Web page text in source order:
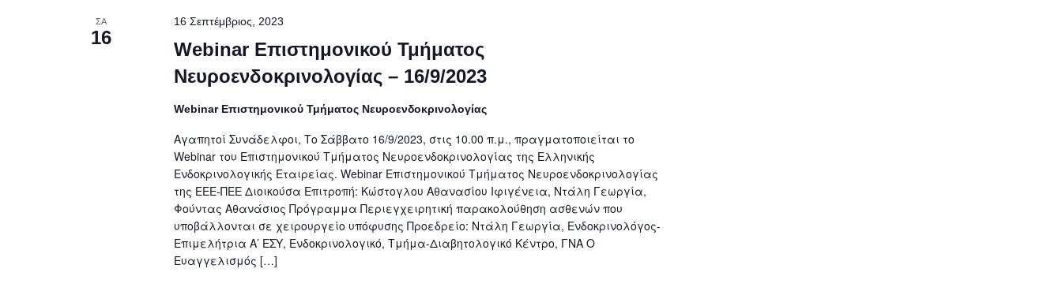
ΣΑ
16
Webinar Επιστημονικού Τμήματος
Νευροενδοκρινολογίας – 16/9/2023
16 Σεπτέμβριος, 2023
Webinar Επιστημονικού Τμήματος Νευροενδοκρινολογίας
Αγαπητοί Συνάδελφοι, Το Σάββατο 16/9/2023, στις 10.00 π.μ., πραγματοποιείται το
Webinar του Επιστημονικού Τμήματος Νευροενδοκρινολογίας της Ελληνικής
Ενδοκρινολογικής Εταιρείας. Webinar Επιστημονικού Τμήματος Νευροενδοκρινολογίας
της ΕΕΕ-ΠΕΕ Διοικούσα Επιτροπή: Κώστογλου Αθανασίου Ιφιγένεια, Ντάλη Γεωργία,
Φούντας Αθανάσιος Πρόγραμμα Περιεγχειρητική παρακολούθηση ασθενών που
υποβάλλονται σε χειρουργείο υπόφυσης Προεδρείο: Ντάλη Γεωργία, Ενδοκρινολόγος-
Επιμελήτρια Α’ ΕΣΥ, Ενδοκρινολογικό, Τμήμα-Διαβητολογικό Κέντρο, ΓΝΑ Ο
Ευαγγελισμός […]